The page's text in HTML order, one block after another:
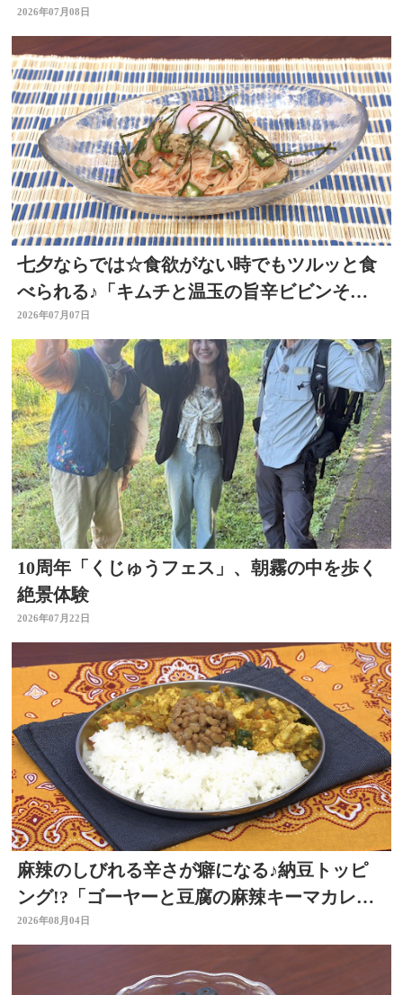
2026年07月08日
七夕ならでは☆食欲がない時でもツルッと食
べられる♪「キムチと温玉の旨辛ビビンそう
めん」 ～開店！キッチン別府ちゃん～
2026年07月07日
10周年「くじゅうフェス」、朝霧の中を歩く
絶景体験
2026年07月22日
麻辣のしびれる辛さが癖になる♪納豆トッピ
ング!?「ゴーヤーと豆腐の麻辣キーマカレ
ー」～開店！キッチン別府ちゃん～
2026年08月04日